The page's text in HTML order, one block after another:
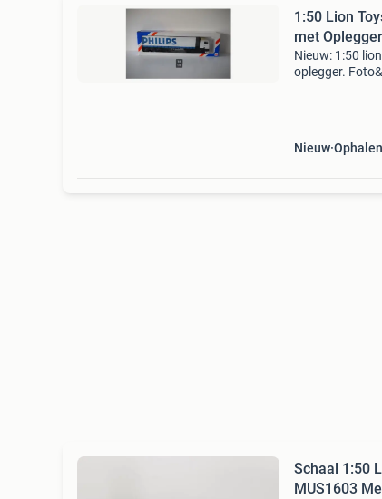
1:50 Lion
met
Nieuw: 1:50
oplegger.
Nieuw Ophalen
Schaal 1:50
MUS1603